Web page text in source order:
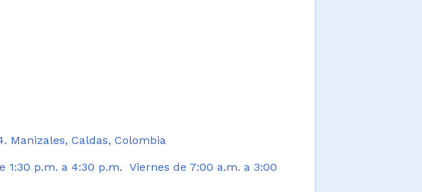
Manizales, Caldas, Colombia
1:30 p.m. a 4:30 p.m. Viernes de 7:00 a.m. a 3:00